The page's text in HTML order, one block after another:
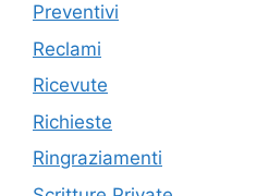
Preventivi
Reclami
Ricevute
Richieste
Ringraziamenti